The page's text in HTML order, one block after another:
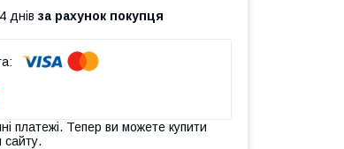
днів за рахунок покупця
платежі. Тепер ви можете купити